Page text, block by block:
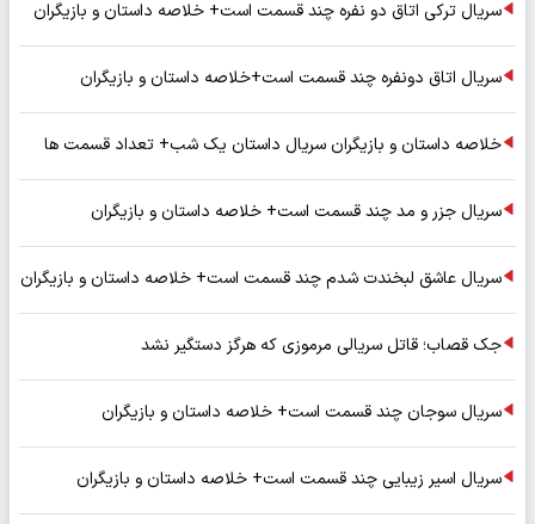
سریال ترکی اتاق دو نفره چند قسمت است+ خلاصه داستان و بازیگران
سریال اتاق دونفره چند قسمت است+خلاصه داستان و بازیگران
خلاصه داستان و بازیگران سریال داستان یک شب+ تعداد قسمت ها
سریال جزر و مد چند قسمت است+ خلاصه داستان و بازیگران
سریال عاشق لبخندت شدم چند قسمت است+ خلاصه داستان و بازیگران
جک قصاب؛ قاتل سریالی مرموزی که هرگز دستگیر نشد
سریال سوجان چند قسمت است+ خلاصه داستان و بازیگران
سریال اسیر زیبایی چند قسمت است+ خلاصه داستان و بازیگران